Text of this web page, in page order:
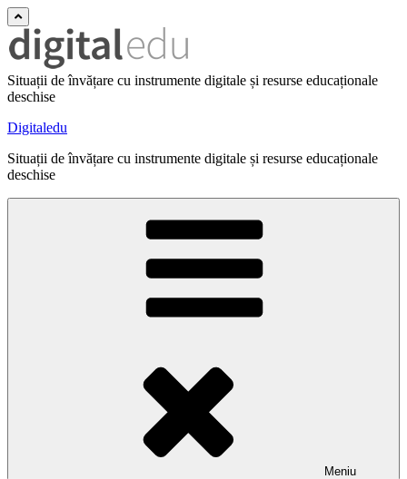
Situații de învățare cu instrumente digitale și resurse educaționale
deschise
Digitaledu
Situații de învățare cu instrumente digitale și resurse educaționale
deschise
Meniu